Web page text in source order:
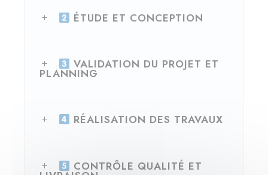
ÉTUDE ET CONCEPTION
VALIDATION DU PROJET ET
PLANNING
RÉALISATION DES TRAVAUX
CONTRÔLE QUALITÉ ET